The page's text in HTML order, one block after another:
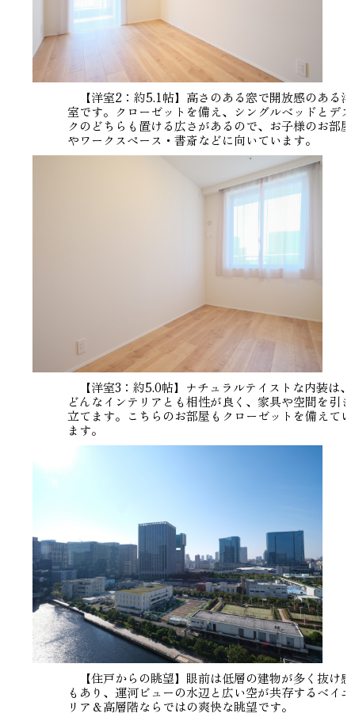
【洋室2：約5.1帖】高さのある窓で開放感のある洋
室です。クローゼットを備え、シングルベッドとデス
クのどちらも置ける広さがあるので、お子様のお部屋
やワークスペース・書斎などに向いています。
【洋室3：約5.0帖】ナチュラルテイストな内装は、
どんなインテリアとも相性が良く、家具や空間を引き
立てます。こちらのお部屋もクローゼットを備えてい
ます。
【住戸からの眺望】眼前は低層の建物が多く抜け感
もあり、運河ビューの水辺と広い空が共存するベイエ
リア＆高層階ならではの爽快な眺望です。